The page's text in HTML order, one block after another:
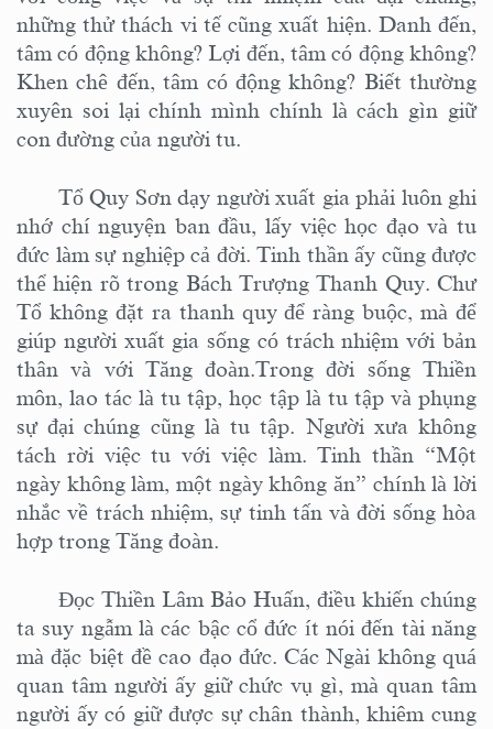
những thử thách vi tế cũng xuất hiện. Danh đến,
tâm có động không? Lợi đến, tâm có động không?
Khen chê đến, tâm có động không? Biết thường
xuyên soi lại chính mình chính là cách gìn giữ
con đường của người tu.
Tổ Quy Sơn dạy người xuất gia phải luôn ghi
nhớ chí nguyện ban đầu, lấy việc học đạo và tu
đức làm sự nghiệp cả đời. Tinh thần ấy cũng được
thể hiện rõ trong Bách Trượng Thanh Quy. Chư
Tổ không đặt ra thanh quy để ràng buộc, mà để
giúp người xuất gia sống có trách nhiệm với bản
thân và với Tăng đoàn.Trong đời sống Thiền
môn, lao tác là tu tập, học tập là tu tập và phụng
sự đại chúng cũng là tu tập. Người xưa không
tách rời việc tu với việc làm. Tinh thần “Một
ngày không làm, một ngày không ăn” chính là lời
nhắc về trách nhiệm, sự tinh tấn và đời sống hòa
hợp trong Tăng đoàn.
Đọc Thiền Lâm Bảo Huấn, điều khiến chúng
ta suy ngẫm là các bậc cổ đức ít nói đến tài năng
mà đặc biệt đề cao đạo đức. Các Ngài không quá
quan tâm người ấy giữ chức vụ gì, mà quan tâm
người ấy có giữ được sự chân thành, khiêm cung